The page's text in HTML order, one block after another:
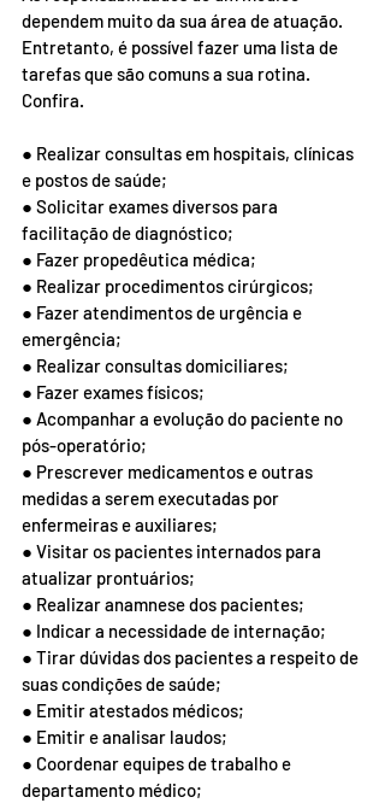
dependem muito da sua área de atuação.
Entretanto, é possível fazer uma lista de
tarefas que são comuns a sua rotina.
Confira.
● Realizar consultas em hospitais, clínicas
e postos de saúde;
● Solicitar exames diversos para
facilitação de diagnóstico;
● Fazer propedêutica médica;
● Realizar procedimentos cirúrgicos;
● Fazer atendimentos de urgência e
emergência;
● Realizar consultas domiciliares;
● Fazer exames físicos;
● Acompanhar a evolução do paciente no
pós-operatório;
● Prescrever medicamentos e outras
medidas a serem executadas por
enfermeiras e auxiliares;
● Visitar os pacientes internados para
atualizar prontuários;
● Realizar anamnese dos pacientes;
● Indicar a necessidade de internação;
● Tirar dúvidas dos pacientes a respeito de
suas condições de saúde;
● Emitir atestados médicos;
● Emitir e analisar laudos;
● Coordenar equipes de trabalho e
departamento médico;